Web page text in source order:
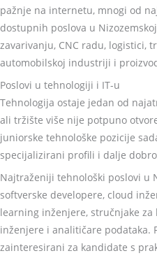
pažnje na internetu, mnogi od
dostupnih poslova u
zavarivanju, CNC radu, logistici,
automobilskoj industriji i
Poslovi u tehnologiji i IT-u
Tehnologija ostaje jedan od
ali tržište više nije potpuno
juniorske tehnološke pozicije
specijalizirani profili i dalje
Najtraženiji tehnološki poslovi u
softverske developere, cloud
learning inženjere, stručnjake
inženjere i analitičare podataka.
zainteresirani za kandidate s